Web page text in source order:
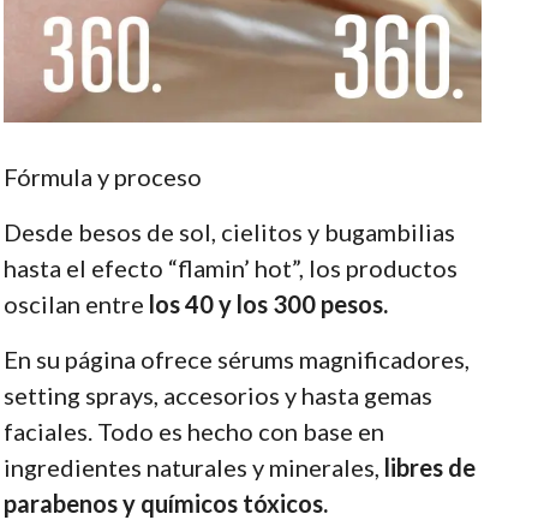
Fórmula y proceso
Desde besos de sol, cielitos y bugambilias
hasta el efecto “flamin’ hot”, los productos
oscilan entre los 40 y los 300 pesos.
En su página ofrece sérums magnificadores,
setting sprays, accesorios y hasta gemas
faciales. Todo es hecho con base en
ingredientes naturales y minerales, libres de
parabenos y químicos tóxicos.